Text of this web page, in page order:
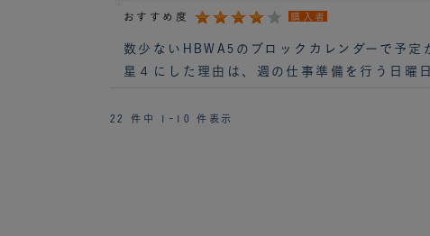
おすすめ度 購入者
数少ないHBWA5のブロックカレンダーで予定
星４にした理由は、週の仕事準備を行う日曜
22 件中 1-10 件表示